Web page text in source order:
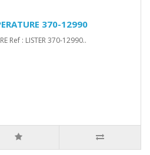
370-12990
Ref : LISTER 370-12990..